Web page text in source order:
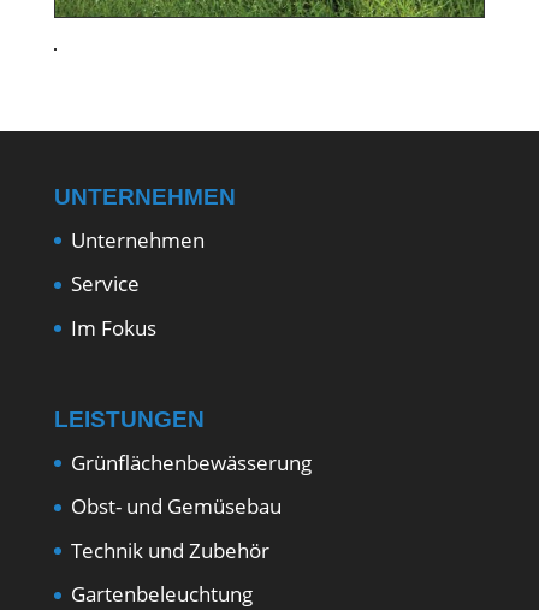
UNTERNEHMEN
Unternehmen
Service
Im Fokus
LEISTUNGEN
Grünflächenbewässerung
Obst- und Gemüsebau
Technik und Zubehör
Gartenbeleuchtung